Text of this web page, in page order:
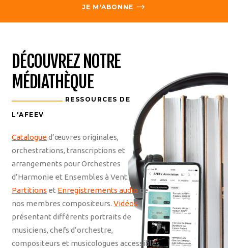
JE M'ABONNE
DÉCOUVREZ NOTRE
MÉDIATHÈQUE
RESSOURCES DE
L'AFEEV
Catalogued’œuvres originales,
orchestrations, transcriptions et
arrangements pour Orchestres
d’Harmonie et Ensembles à Vent.
Partitions et Enregistrements audiode
nos membres compositeurs.Vidéos
présentant différents portraits de
musiciens, chefs d’orchestre,
compositeurs et musicologues accessibles